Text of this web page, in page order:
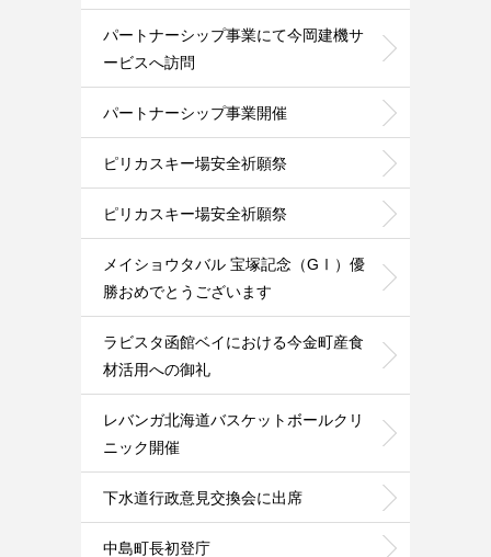
パートナーシップ事業にて今岡建機サ
ービスへ訪問
パートナーシップ事業開催
ピリカスキー場安全祈願祭
ピリカスキー場安全祈願祭
メイショウタバル 宝塚記念（GⅠ）優
勝おめでとうございます
ラビスタ函館ベイにおける今金町産食
材活用への御礼
レバンガ北海道バスケットボールクリ
ニック開催
下水道行政意見交換会に出席
中島町長初登庁